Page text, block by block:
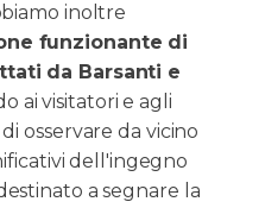
inoltre
funzionante di
da Barsanti e
ai visitatori e agli
osservare da vicino
dell'ingegno
a segnare la